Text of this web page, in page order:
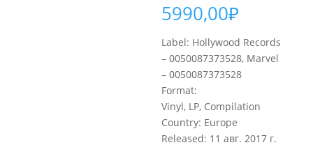
5990,00₽
Label: Hollywood Records
– 0050087373528, Marvel
– 0050087373528
Format:
Vinyl, LP, Compilation
Country: Europe
Released: 11 авг. 2017 г.